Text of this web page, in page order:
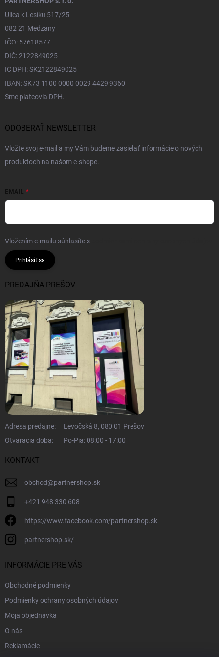
Ulica k Lesíku 517/25
082 21 Medzany
IČO: 57618577
DIČ: 2122849025
IČ DPH: SK2122849025
IBAN: SK73 1100 0000 0029 4429 9360
Sme platcovia DPH.
ODOBERAŤ NEWSLETTER
Vložte svoj e-mail a my Vám budeme zasielať informácie o nových
produktoch na našom e-shope.
EMAIL
Vložením e-mailu súhlasíte s
Prihlásiť sa
PREDAJŇA PREŠOV
Adresa predajne:
Levočská 8, 080 01 Prešov
Otváracia doba:
Po-Pia: 08:00 - 17:00
KONTAKT
obchod@partnershop.sk
+421 948 330 608
https://www.facebook.com/partnershop.sk
partnershop.sk/
INFORMÁCIE PRE VÁS
Obchodné podmienky
Podmienky ochrany osobných údajov
Moja objednávka
O nás
Reklamácie